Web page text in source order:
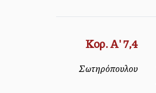
Κορ. Α' 7,4
Σωτηρόπουλου